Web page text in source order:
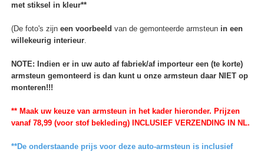
met stiksel in kleur**
(De foto's zijn een voorbeeld van de gemonteerde armsteun in een
willekeurig interieur.
NOTE: Indien er in uw auto af fabriek/af importeur een (te korte)
armsteun gemonteerd is dan kunt u onze armsteun daar NIET op
monteren!!!
** Maak uw keuze van armsteun in het kader hieronder. Prijzen
vanaf 78,99 (voor stof bekleding) INCLUSIEF VERZENDING IN NL.
**De onderstaande prijs voor deze auto-armsteun is inclusief